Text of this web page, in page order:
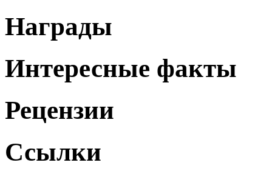
Награды
Интересные факты
Рецензии
Ссылки